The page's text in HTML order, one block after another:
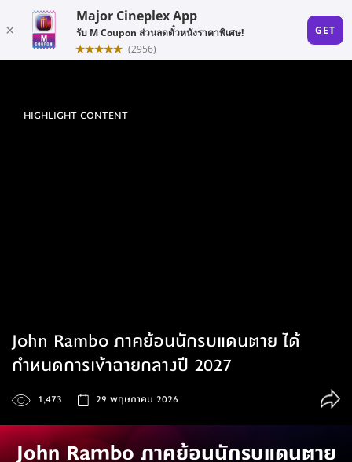
HIGHLIGHT CONTENT
John Rambo ภาคย้อนนักรบแดนตาย ได้
กำหนดการเข้าฉายกลางปี 2027
1,473 29 พฤษภาคม 2026
John Rambo ภาคย้อนนักรบแดนตาย